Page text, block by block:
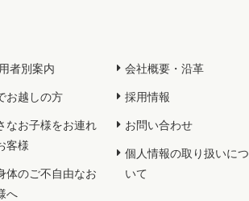
者別案内
お越しの方
なお子様をお連れ
客様
体のご不自由なお
へ
会社概要・沿革
採用情報
お問い合わせ
個人情報の取り扱いにつ
いて